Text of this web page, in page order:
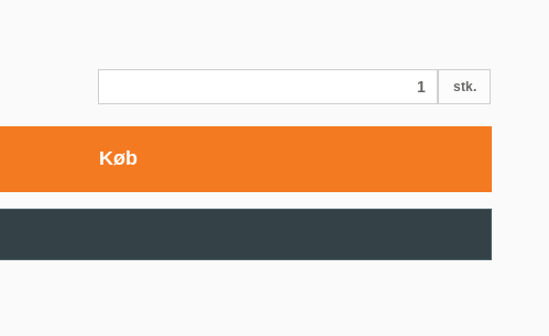
stk.
Køb